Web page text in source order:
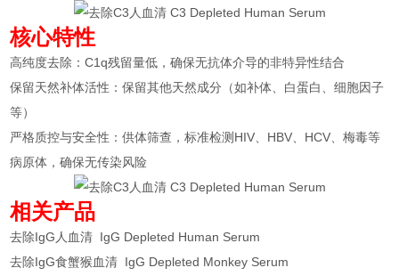
核心特性
高纯度去除：C1q残留量低，确保无抗体介导的非特异性结合
保留天然补体活性：保留其他天然成分（如补体、白蛋白、细胞因子
等）
严格质控与安全性：供体筛查，标准检测HIV、HBV、HCV、梅毒等
病原体，确保无传染风险
相关产品
去除IgG人血清 IgG Depleted Human Serum
去除IgG食蟹猴血清 IgG Depleted Monkey Serum